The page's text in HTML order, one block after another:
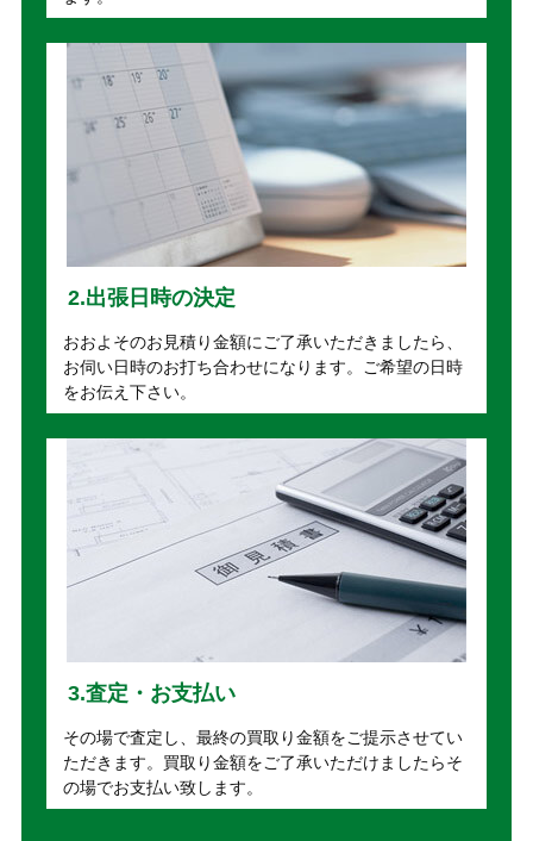
2.出張日時の決定
おおよそのお見積り金額にご了承いただきましたら、
お伺い日時のお打ち合わせになります。ご希望の日時
をお伝え下さい。
3.査定・お支払い
その場で査定し、最終の買取り金額をご提示させてい
ただきます。買取り金額をご了承いただけましたらそ
の場でお支払い致します。